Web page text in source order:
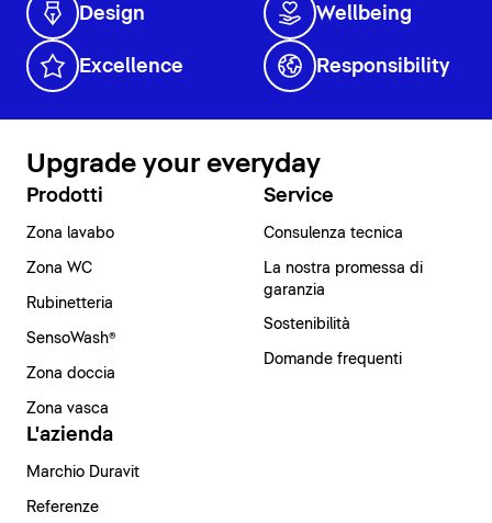
Design Wellbeing
Excellence Responsibility
Upgrade your everyday
Prodotti
Zona lavabo
Zona WC
Rubinetteria
SensoWash®
Zona doccia
Zona vasca
Service
Consulenza tecnica
La nostra promessa di
garanzia
Sostenibilità
Domande frequenti
L'azienda
Marchio Duravit
Referenze